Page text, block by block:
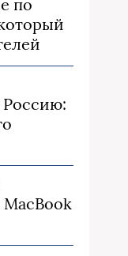
по
Россию: